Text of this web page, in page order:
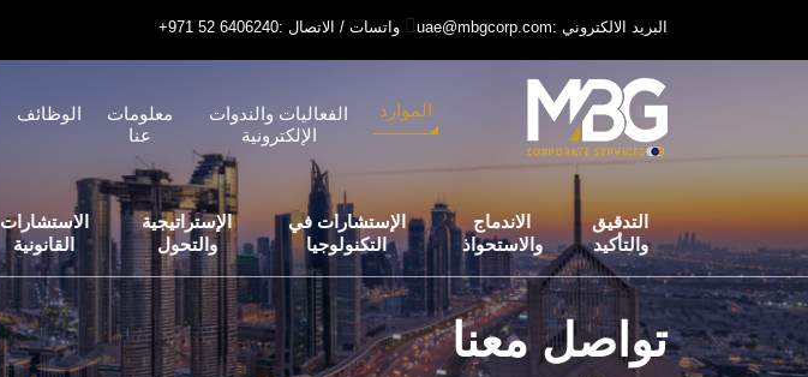
+971 52 6406240: واتسات / الاتصال uae@mbgcorp.com: البريد الالكتروني
الموارد
الفعاليات والندوات
الإلكترونية
معلومات
عنا
الوظائف
التدقيق
والتأكيد
الاندماج
والاستحواذ
الإستشارات في
التكنولوجيا
الإستراتيجية
والتحول
الاستشارات
القانونية
تواصل معنا